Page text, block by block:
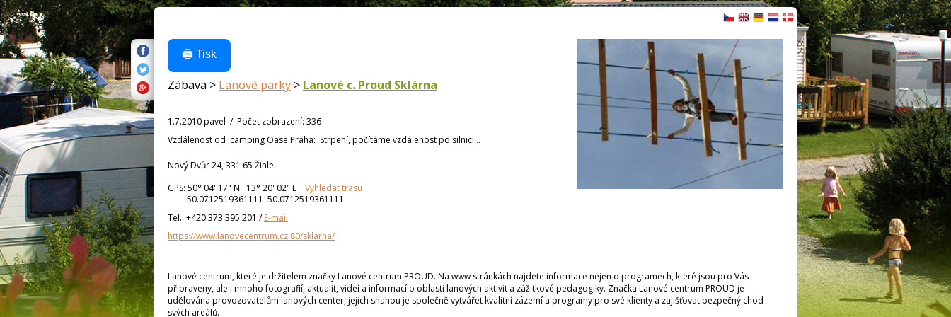
🖨️ Tisk
Zábava > Lanové parky > Lanové c. Proud Sklárna
1.7.2010 pavel / Počet zobrazení: 336
Vzdálenost od camping Oase Praha: Strpení, počítáme vzdálenost po silnici...
Nový Dvůr 24, 331 65 Žihle
GPS: 50° 04' 17" N 13° 20' 02" E
Vyhledat trasu
50.0712519361111 50.0712519361111
Tel.: +420 373 395 201 /E-mail
https://www.lanovecentrum.cz:80/sklarna/
Lanové centrum, které je držitelem značky Lanové centrum PROUD. Na www stránkách najdete informace nejen o programech, které jsou pro Vás
připraveny, ale i mnoho fotografií, aktualit, videí a informací o oblasti lanových aktivit a zážitkové pedagogiky. Značka Lanové centrum PROUD je
udělována provozovatelům lanových center, jejich snahou je společně vytvářet kvalitní zázemí a programy pro své klienty a zajišťovat bezpečný chod
svých areálů.